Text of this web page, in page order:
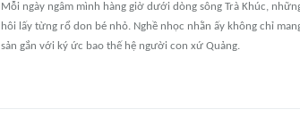
Mỗi ngày ngâm mình hàng giờ dưới dòng sông Trà Khúc,
hôi lấy từng rổ don bé nhỏ. Nghề nhọc nhằn ấy không chỉ
sản gắn với ký ức bao thế hệ người con xứ Quảng.